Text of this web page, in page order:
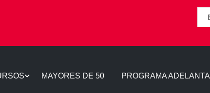
MAYORES DE 50 PROGRAMA ADELANTA